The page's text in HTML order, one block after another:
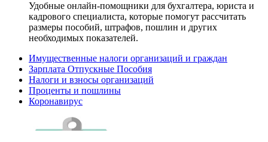
Удобные онлайн-помощники для бухгалтера, юриста и
кадрового специалиста, которые помогут рассчитать
размеры пособий, штрафов, пошлин и других
необходимых показателей.
Имущественные налоги организаций и граждан
Зарплата Отпускные Пособия
Налоги и взносы организаций
Проценты и пошлины
Коронавирус